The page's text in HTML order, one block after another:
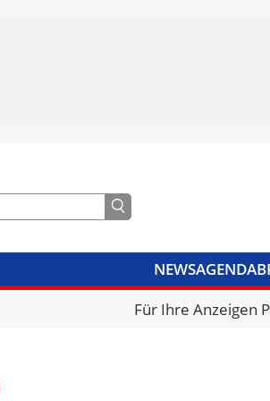
NEWSAGENDA
VIDEOSBIBLIOTHEK
Für Ihre Anzeigen